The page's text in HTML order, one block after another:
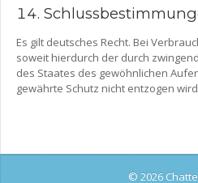
Es gilt deutsches Recht. Bei
soweit hierdurch der durch
des Staates des gewöhnlichen
gewährte Schutz nicht entzogen
© 2026